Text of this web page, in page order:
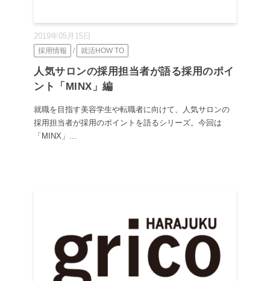
2019年05月15日
採用情報 / 就活HOW TO
人気サロンの採用担当者が語る採用のポイ
ント「MINX」編
就職を目指す美容学生や転職者に向けて、人気サロンの
採用担当者が採用のポイントを語るシリーズ。今回は
「MINX」...